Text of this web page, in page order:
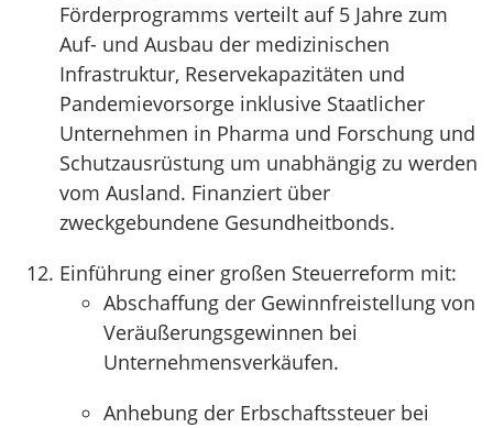
Förderprogramms verteilt auf 5 Jahre zum
Auf- und Ausbau der medizinischen
Infrastruktur, Reservekapazitäten und
Pandemievorsorge inklusive Staatlicher
Unternehmen in Pharma und Forschung und
Schutzausrüstung um unabhängig zu werden
vom Ausland. Finanziert über
zweckgebundene Gesundheitbonds.
Einführung einer großen Steuerreform mit:
Abschaffung der Gewinnfreistellung von
Veräußerungsgewinnen bei
Unternehmensverkäufen.
Anhebung der Erbschaftssteuer bei